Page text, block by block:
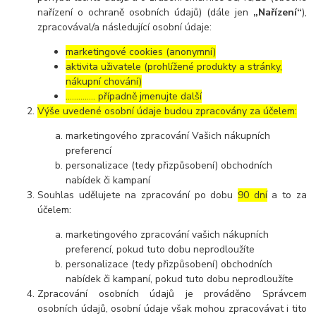
nařízení o ochraně osobních údajů) (dále jen „Nařízení“),
zpracovával/a následující osobní údaje:
marketingové cookies (anonymní)
aktivita uživatele (prohlížené produkty a stránky,
nákupní chování)
………….. případně jmenujte další
Výše uvedené osobní údaje budou zpracovány za účelem:
marketingového zpracování Vašich nákupních
preferencí
personalizace (tedy přizpůsobení) obchodních
nabídek či kampaní
Souhlas udělujete na zpracování po dobu 90 dnía to za
účelem:
marketingového zpracování vašich nákupních
preferencí, pokud tuto dobu neprodloužíte
personalizace (tedy přizpůsobení) obchodních
nabídek či kampaní, pokud tuto dobu neprodloužíte
Zpracování osobních údajů je prováděno Správcem
osobních údajů, osobní údaje však mohou zpracovávat i tito